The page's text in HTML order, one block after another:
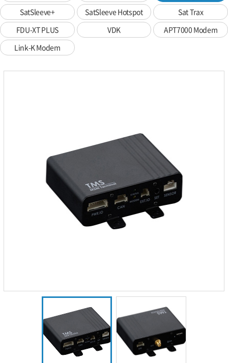
SatSleeve+
SatSleeve Hotspot
Sat Trax
FDU-XT PLUS
VDK
APT7000 Modem
Link-K Modem